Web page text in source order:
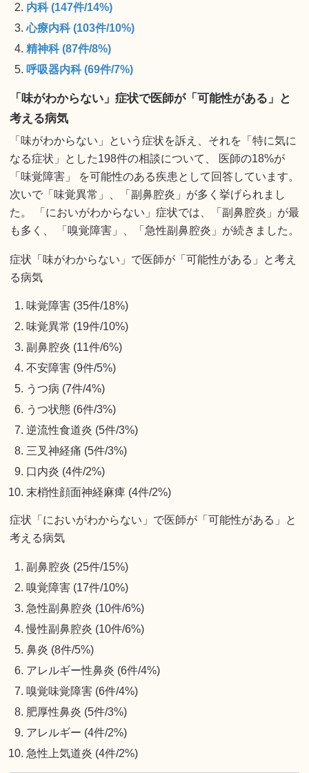
内科 (147件/14%)
心療内科 (103件/10%)
精神科 (87件/8%)
呼吸器内科 (69件/7%)
「味がわからない」症状で医師が「可能性がある」と
考える病気
「味がわからない」という症状を訴え、それを「特に気に
なる症状」とした198件の相談について、 医師の18%が
「味覚障害」 を可能性のある疾患として回答しています。
次いで「味覚異常」、「副鼻腔炎」が多く挙げられまし
た。 「においがわからない」症状では、「副鼻腔炎」が最
も多く、 「嗅覚障害」、「急性副鼻腔炎」が続きました。
症状「味がわからない」で医師が「可能性がある」と考え
る病気
味覚障害 (35件/18%)
味覚異常 (19件/10%)
副鼻腔炎 (11件/6%)
不安障害 (9件/5%)
うつ病 (7件/4%)
うつ状態 (6件/3%)
逆流性食道炎 (5件/3%)
三叉神経痛 (5件/3%)
口内炎 (4件/2%)
末梢性顔面神経麻痺 (4件/2%)
症状「においがわからない」で医師が「可能性がある」と
考える病気
副鼻腔炎 (25件/15%)
嗅覚障害 (17件/10%)
急性副鼻腔炎 (10件/6%)
慢性副鼻腔炎 (10件/6%)
鼻炎 (8件/5%)
アレルギー性鼻炎 (6件/4%)
嗅覚味覚障害 (6件/4%)
肥厚性鼻炎 (5件/3%)
アレルギー (4件/2%)
急性上気道炎 (4件/2%)